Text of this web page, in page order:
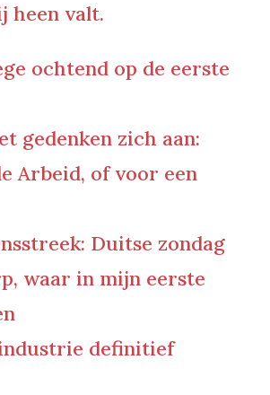
heen valt.
ochtend op de eerste
gedenken zich aan:
Arbeid, of voor een
Duitse zondag
waar in mijn eerste
definitief